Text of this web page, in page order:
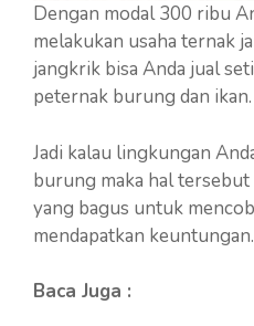
Dengan modal 300 ribu
melakukan usaha ternak
jangkrik bisa Anda jual
peternak burung dan ikan.
Jadi kalau lingkungan
burung maka hal
yang bagus untuk
mendapatkan keuntungan.
Baca Juga :